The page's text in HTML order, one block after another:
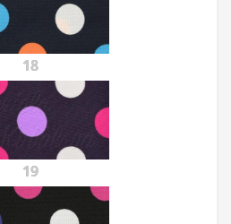
18
19